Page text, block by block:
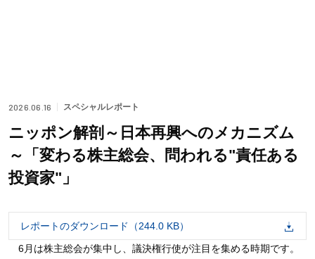
企業情報
採用情報
スパークス・グループ
スパークス・グループ株式会社
未来創生ファンド
2026.06.16 スペシャルレポート
ニッポン解剖～日本再興へのメカニズム
～「変わる株主総会、問われる"責任ある
投資家"」
レポートのダウンロード（244.0 KB）
6月は株主総会が集中し、議決権行使が注目を集める時期です。